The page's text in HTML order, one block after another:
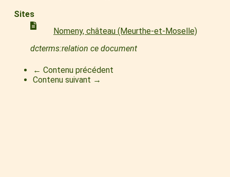
Sites
Nomeny, château (Meurthe-et-Moselle)
dcterms:relation ce document
← Contenu précédent
Contenu suivant →